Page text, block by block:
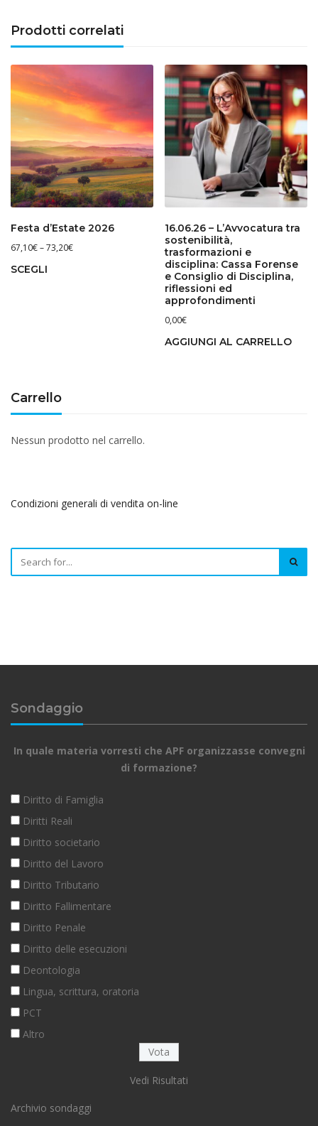
Prodotti correlati
Festa d’Estate 2026
67,10€–73,20€
SCEGLI
16.06.26 – L’Avvocatura tra
sostenibilità,
trasformazioni e
disciplina: Cassa Forense
e Consiglio di Disciplina,
riflessioni ed
approfondimenti
0,00€
AGGIUNGI AL CARRELLO
Carrello
Nessun prodotto nel carrello.
Condizioni generali di vendita on-line
Sondaggio
In quale materia vorresti che APF organizzasse convegni
di formazione?
Diritto di Famiglia
Diritti Reali
Diritto societario
Diritto del Lavoro
Diritto Tributario
Diritto Fallimentare
Diritto Penale
Diritto delle esecuzioni
Deontologia
Lingua, scrittura, oratoria
PCT
Altro
Vedi Risultati
Archivio sondaggi